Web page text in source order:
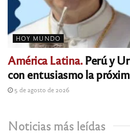
HOY MUNDO
América Latina.Perú y
con entusiasmo la
5 de agosto de 2026
Noticias más leídas